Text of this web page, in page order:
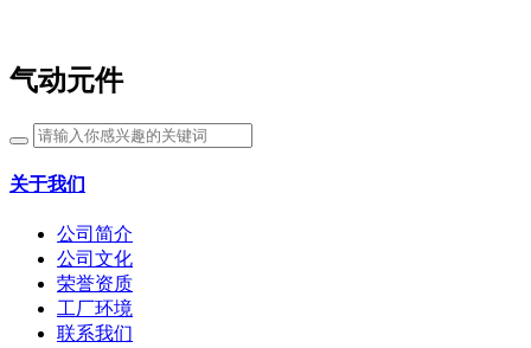
气动元件
关于我们
公司简介
公司文化
荣誉资质
工厂环境
联系我们